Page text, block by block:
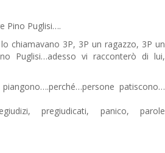
Pino Puglisi….
chiamavano 3P, 3P un ragazzo, 3P un
Puglisi…adesso vi racconterò di lui,
patiscono…
pregiudicati, panico, parole